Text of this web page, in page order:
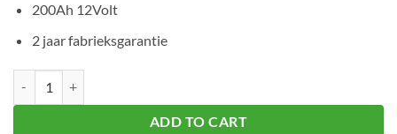
200Ah 12Volt
2 jaar fabrieksgarantie
ADD TO CART